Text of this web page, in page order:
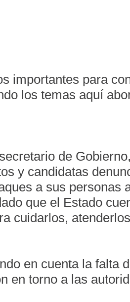
importantes para
los temas aquí
de
y candidatas
a sus personas
que el Estado
cuidarlos,
en cuenta la falta
en torno a las